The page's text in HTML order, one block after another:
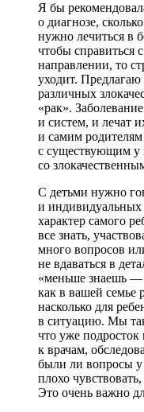
Я бы
о диагнозе,
нужно лечиться в
чтобы справиться
направлении, то
уходит. Предлагаю
различных
«рак».
и систем, и лечат
и самим родителям
с существующим у
со
С детьми нужно
и индивидуальных
характер самого
все знать,
много вопросов
не вдаваться в
«меньше знаешь
как в вашей семье
насколько для
в ситуацию. Мы
что уже
к врачам,
были ли вопросы у
плохо
Это очень важно